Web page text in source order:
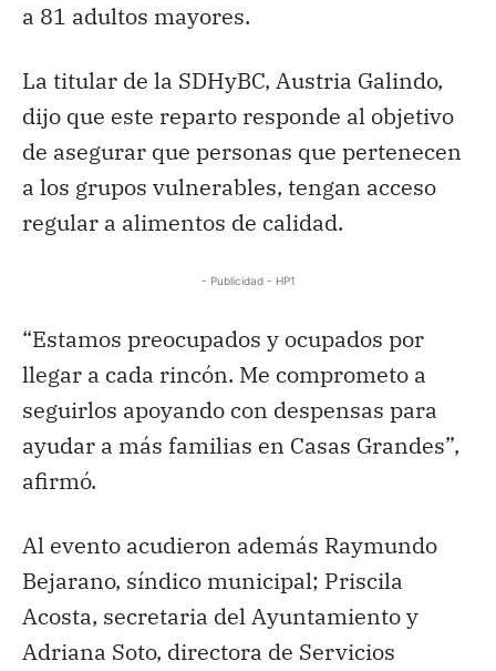
a 81 adultos mayores.
La titular de la SDHyBC, Austria Galindo,
dijo que este reparto responde al objetivo
de asegurar que personas que pertenecen
a los grupos vulnerables, tengan acceso
regular a alimentos de calidad.
- Publicidad - HP1
“Estamos preocupados y ocupados por
llegar a cada rincón. Me comprometo a
seguirlos apoyando con despensas para
ayudar a más familias en Casas Grandes”,
afirmó.
Al evento acudieron además Raymundo
Bejarano, síndico municipal; Priscila
Acosta, secretaria del Ayuntamiento y
Adriana Soto, directora de Servicios